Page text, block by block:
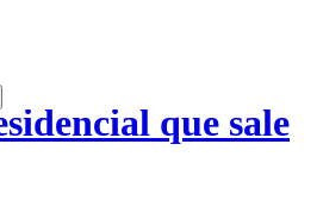
que sale